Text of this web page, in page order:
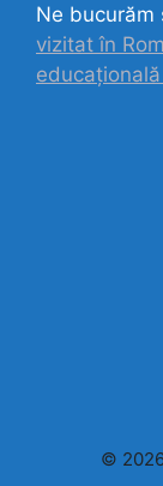
Ne bucurăm
vizitat în
©